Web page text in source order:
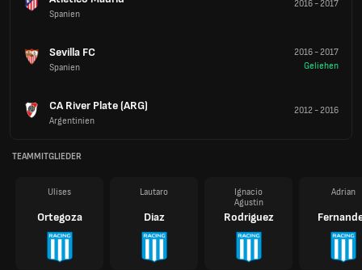
Spanien
2016-2017
Sevilla FC
Spanien
2016-2017
Geliehen
CA River Plate (ARG)
Argentinien
2012-2016
TEAMMITGLIEDER
Ulises
Ortegoza
Lautaro
Diaz
Ignacio
Agustin
Rodriguez
Adrian